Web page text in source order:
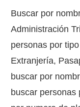
Buscar por
Administración
personas por
Extranjería,
buscar por
buscar personas